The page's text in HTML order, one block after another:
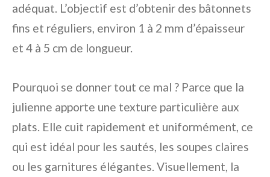
adéquat. L’objectif est d’obtenir des bâtonnets
fins et réguliers, environ 1 à 2 mm d’épaisseur
et 4 à 5 cm de longueur.
Pourquoi se donner tout ce mal ? Parce que la
julienne apporte une texture particulière aux
plats. Elle cuit rapidement et uniformément, ce
qui est idéal pour les sautés, les soupes claires
ou les garnitures élégantes. Visuellement, la